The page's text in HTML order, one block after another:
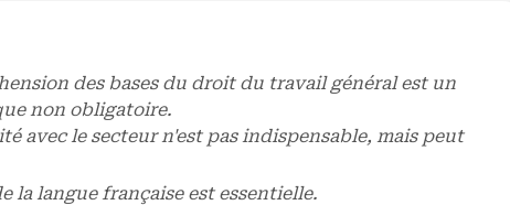
des bases du droit du travail général est un
non obligatoire.
avec le secteur n'est pas indispensable, mais peut
la langue française est essentielle.